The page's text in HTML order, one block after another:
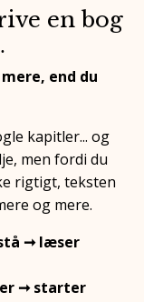
en bog
end du
kapitler... og
men fordi du
rigtigt, teksten
og mere.
➞ læser
➞ starter